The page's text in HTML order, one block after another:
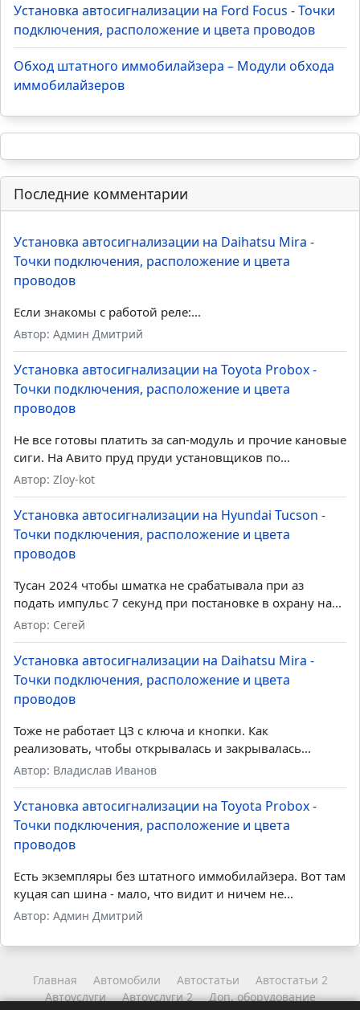
Установка автосигнализации на Ford Focus - Точки
подключения, расположение и цвета проводов
Обход штатного иммобилайзера – Модули обхода
иммобилайзеров
Последние комментарии
Установка автосигнализации на Daihatsu Mira -
Точки подключения, расположение и цвета
проводов
Если знакомы с работой реле:...
Автор: Админ Дмитрий
Установка автосигнализации на Toyota Probox -
Точки подключения, расположение и цвета
проводов
Не все готовы платить за can-модуль и прочие кановые
сиги. На Авито пруд пруди установщиков по...
Автор: Zloy-kot
Установка автосигнализации на Hyundai Tucson -
Точки подключения, расположение и цвета
проводов
Тусан 2024 чтобы шматка не срабатывала при аз
подать импульс 7 секунд при постановке в охрану на...
Автор: Сегей
Установка автосигнализации на Daihatsu Mira -
Точки подключения, расположение и цвета
проводов
Тоже не работает ЦЗ с ключа и кнопки. Как
реализовать, чтобы открывалась и закрывалась...
Автор: Владислав Иванов
Установка автосигнализации на Toyota Probox -
Точки подключения, расположение и цвета
проводов
Есть экземпляры без штатного иммобилайзера. Вот там
куцая can шина - мало, что видит и ничем не...
Автор: Админ Дмитрий
Главная Автомобили Автостатьи
Автостатьи 2
Автоуслуги
Автоуслуги 2
Доп. оборудование